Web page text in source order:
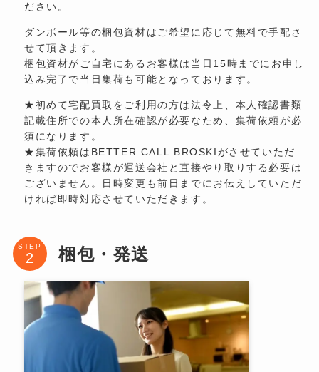
ださい。
ダンボール等の梱包資材はご希望に応じて無料で手配さ
せて頂きます。
梱包資材がご自宅にあるお客様は当日15時までにお申し
込み完了で当日集荷も可能となっております。
★初めて宅配買取をご利用の方は法令上、本人確認書類
記載住所での本人所在確認が必要なため、集荷依頼が必
須になります。
★集荷依頼はBETTER CALL BROSKIがさせていただ
きますのでお客様が運送会社と直接やり取りする必要は
ございません。日時変更も前日までにお伝えしていただ
ければ即時対応させていただきます。
STEP 梱包・発送